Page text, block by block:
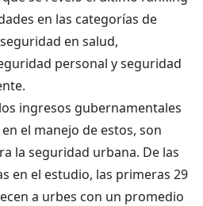
en las categorías de
en salud,
personal y seguridad
ingresos gubernamentales
el manejo de estos, son
la seguridad urbana. De las
en el estudio, las primeras 29
a urbes con un promedio